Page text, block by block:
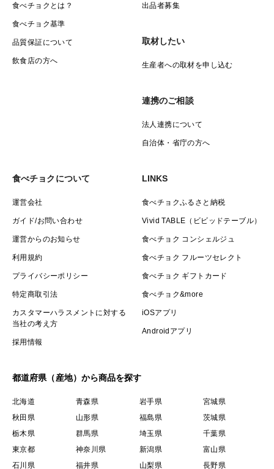
食べチョクとは？
食べチョク基準
品質保証について
飲食店の方へ
出品者募集
取材したい
生産者への取材を申し込む
連携のご相談
法人連携について
自治体・省庁の方へ
食べチョクについて
運営会社
ガイド/お問い合わせ
運営からのお知らせ
利用規約
プライバシーポリシー
特定商取引法
カスタマーハラスメントに対する
当社の考え方
採用情報
LINKS
食べチョクふるさと納税
Vivid TABLE（ビビッドテーブル）
食べチョク コンシェルジュ
食べチョク フルーツセレクト
食べチョク ギフトカード
食べチョク&more
iOSアプリ
Androidアプリ
都道府県（産地）から商品を探す
北海道 青森県 岩手県
宮城県
秋田県
山形県 福島県
茨城県
栃木県
群馬県 埼玉県
千葉県
東京都
神奈川県 新潟県
富山県
石川県
福井県 山梨県 長野県